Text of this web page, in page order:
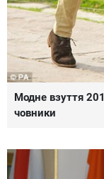
Модне взуття
човники